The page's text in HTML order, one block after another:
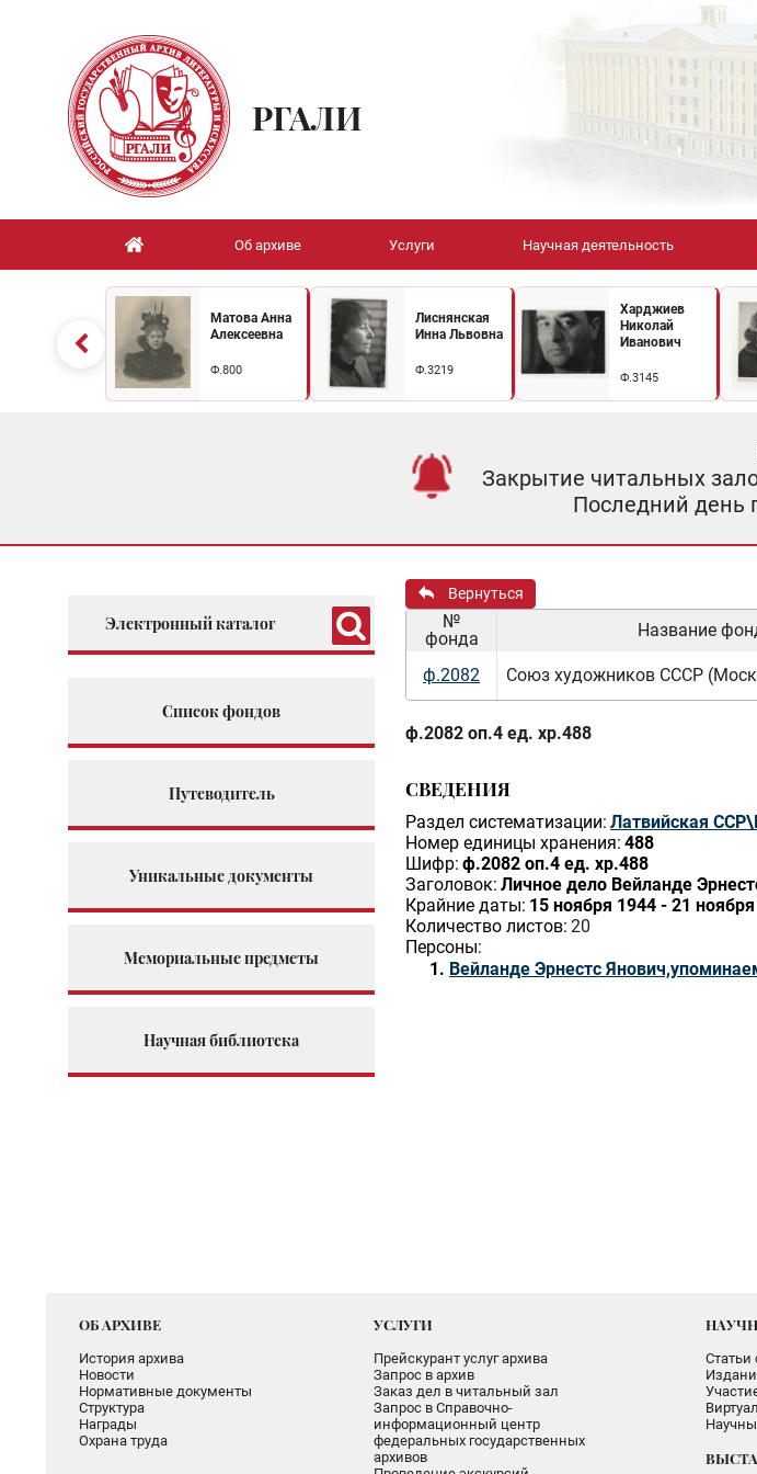
РГАЛИ
Об архиве Услуги Научная деятельность
Матова Анна
Алексеевна
Ф.800
Лиснянская
Инна Львовна
Ф.3219
Харджиев
Николай
Иванович
Ф.3145
Закрытие читальных
Последний день
Электронный каталог
Список фондов
Путеводитель
Уникальные документы
Мемориальные предметы
Научная библиотека
Вернуться
№
фонда
Название
ф.2082
Союз художников СССР
ф.2082 оп.4 ед. хр.488
СВЕДЕНИЯ
Раздел систематизации: Латвийская
Номер единицы хранения: 488
Шифр: ф.2082 оп.4 ед. хр.488
Заголовок: Личное дело Вейланде
Крайние даты: 15 ноября 1944 - 21
Количество листов: 20
Персоны:
Вейланде Эрнестс
ОБ АРХИВЕ
История архива
Новости
Нормативные документы
Структура
Награды
Охрана труда
УСЛУГИ
Прейскурант услуг архива
Запрос в архив
Заказ дел в читальный зал
Запрос в Справочно-
информационный центр
федеральных государственных
архивов
Статьи